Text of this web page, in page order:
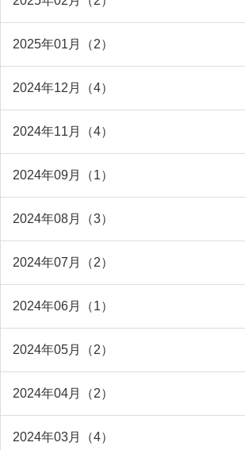
2025年01月（2）
2024年12月（4）
2024年11月（4）
2024年09月（1）
2024年08月（3）
2024年07月（2）
2024年06月（1）
2024年05月（2）
2024年04月（2）
2024年03月（4）